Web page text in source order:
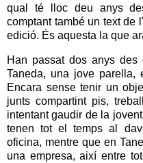
qual té lloc deu anys
comptant també un text de
edició. És aquesta la que
Han passat dos anys
Taneda, una jove parella,
Encara sense tenir un
junts compartint pis,
intentant gaudir de la
tenen tot el temps al
oficina, mentre que en
una empresa, així entre